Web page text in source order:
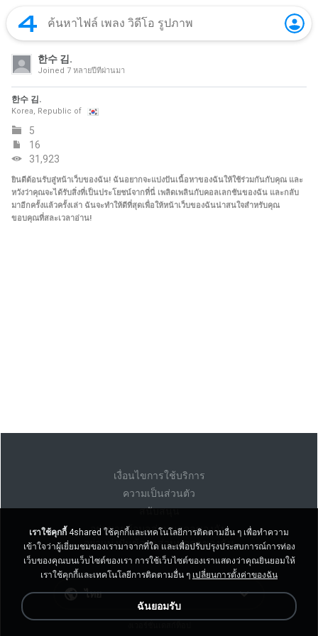
한수 김.
Joined 7 หลายปีที่ผ่านมา
한수 김.
Korea, Republic of
5
16
31,923
ยินดีต้อนรับสู่หน้าเว็บของฉัน! ฉันอยากจะแบ่งปันเนื้อหาของฉันให้ใช้ร่วมกันกับคุณ และ
หวังว่าคุณจะได้รับสิ่งที่เป็นประโยชน์จากที่นี่ เพลิดเพลินกับคอลเลกชันของฉัน และกลับ
มาอีกครั้งแล้วครั้งเล่า ฉันจะทำให้ดีที่สุดเพื่อให้หน้าเว็บของฉันน่าสนใจสำหรับคุณ
ขอบคุณที่สละเวลาอ่าน!
เงื่อนไขการใช้บริการ
ความเป็นส่วนตัว
สนับสนุน
อย่าขายข้อมูลส่วนบุคคลของฉัน
อย่าแบ่งปันข้อมูลส่วนบุคคลของฉัน
ไทย
เราใช้คุกกี้ 4shared ใช้คุกกี้และเทคโนโลยีการติดตามอื่น ๆ เพื่อทำความ
เข้าใจว่าผู้เยี่ยมชมของเรามาจากที่ใด และเพื่อปรับปรุงประสบการณ์การท่อง
เว็บของคุณบนเว็บไซต์ของเรา การใช้เว็บไซต์ของเราแสดงว่าคุณยินยอมให้
เราใช้คุกกี้และเทคโนโลยีการติดตามอื่น ๆ เปลี่ยนการตั้งค่าของฉัน
ฉันยอมรับ